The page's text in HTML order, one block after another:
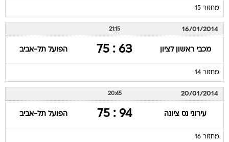
16/01/2014
מכבי ראשון לציון 63 : 75 הפועל תל-אביב
מחזור 14
20/01/2014
עירוני נס ציונה 94 : 75 הפועל תל-אביב
מחזור 16
27/01/2014